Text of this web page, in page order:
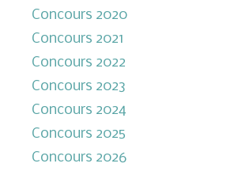
Concours 2020
Concours 2021
Concours 2022
Concours 2023
Concours 2024
Concours 2025
Concours 2026